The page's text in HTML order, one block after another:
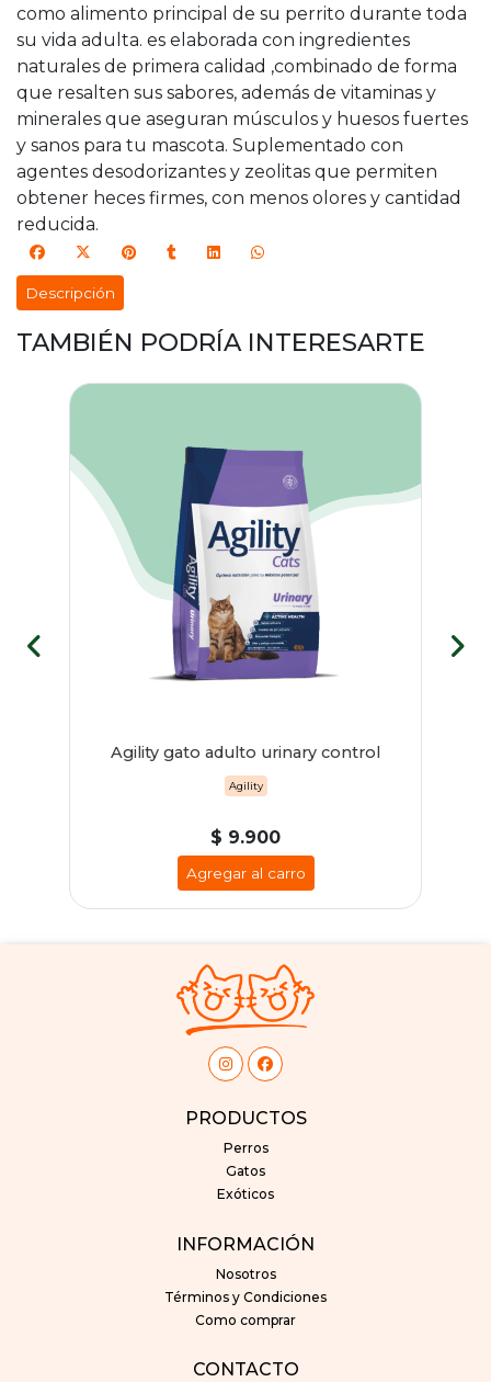
como alimento principal de su perrito durante toda
su vida adulta. es elaborada con ingredientes
naturales de primera calidad ,combinado de forma
que resalten sus sabores, además de vitaminas y
minerales que aseguran músculos y huesos fuertes
y sanos para tu mascota. Suplementado con
agentes desodorizantes y zeolitas que permiten
obtener heces firmes, con menos olores y cantidad
reducida.
Descripción
TAMBIÉN PODRÍA INTERESARTE
Agility gato adulto urinary control
Agility
$ 9.900
Agregar al carro
PRODUCTOS
Perros
Gatos
Exóticos
INFORMACIÓN
Nosotros
Términos y Condiciones
Como comprar
CONTACTO